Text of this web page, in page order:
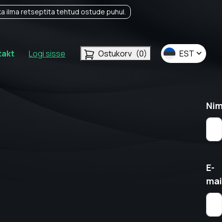
ilma retseptita tehtud ostude puhul.
Logi sisse Ostukorv (0) EST
E-